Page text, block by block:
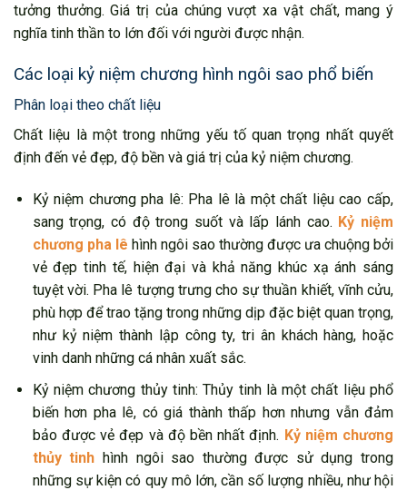
tưởng thưởng. Giá trị của chúng vượt xa vật chất, mang ý
nghĩa tinh thần to lớn đối với người được nhận.
Các loại kỷ niệm chương hình ngôi sao phổ biến
Phân loại theo chất liệu
Chất liệu là một trong những yếu tố quan trọng nhất quyết
định đến vẻ đẹp, độ bền và giá trị của kỷ niệm chương.
Kỷ niệm chương pha lê: Pha lê là một chất liệu cao cấp,
sang trọng, có độ trong suốt và lấp lánh cao. Kỷ niệm
chương pha lê hình ngôi sao thường được ưa chuộng bởi
vẻ đẹp tinh tế, hiện đại và khả năng khúc xạ ánh sáng
tuyệt vời. Pha lê tượng trưng cho sự thuần khiết, vĩnh cửu,
phù hợp để trao tặng trong những dịp đặc biệt quan trọng,
như kỷ niệm thành lập công ty, tri ân khách hàng, hoặc
vinh danh những cá nhân xuất sắc.
Kỷ niệm chương thủy tinh: Thủy tinh là một chất liệu phổ
biến hơn pha lê, có giá thành thấp hơn nhưng vẫn đảm
bảo được vẻ đẹp và độ bền nhất định. Kỷ niệm chương
thủy tinh hình ngôi sao thường được sử dụng trong
những sự kiện có quy mô lớn, cần số lượng nhiều, như hội